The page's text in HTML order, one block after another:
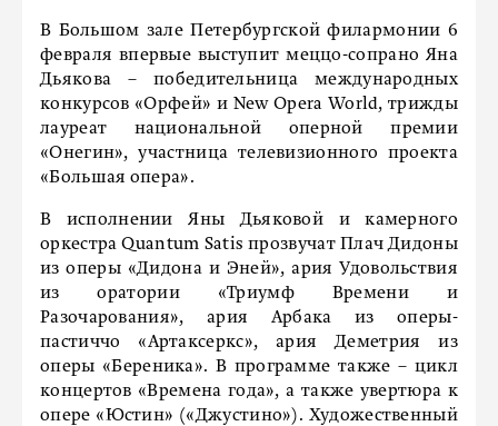
В Большом зале Петербургской филармонии 6
февраля впервые выступит меццо-сопрано Яна
Дьякова – победительница международных
конкурсов «Орфей» и New Opera World, трижды
лауреат национальной оперной премии
«Онегин», участница телевизионного проекта
«Большая опера».
В исполнении Яны Дьяковой и камерного
оркестра Quantum Satis прозвучат Плач Дидоны
из оперы «Дидона и Эней», ария Удовольствия
из оратории «Триумф Времени и
Разочарования», ария Арбака из оперы-
пастиччо «Артаксеркс», ария Деметрия из
оперы «Береника». В программе также – цикл
концертов «Времена года», а также увертюра к
опере «Юстин» («Джустино»). Художественный